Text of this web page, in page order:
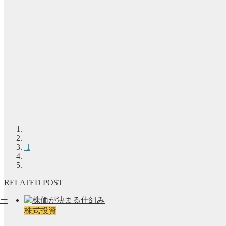
1
RELATED POST
株式投資